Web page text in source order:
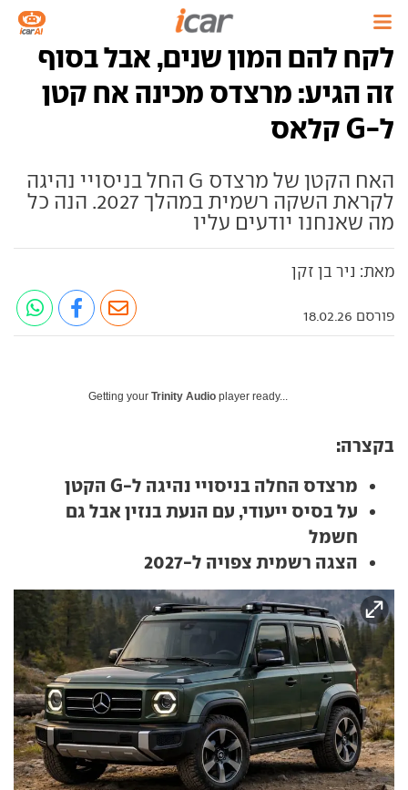
לקח להם המון שנים, אבל בסוף
זה הגיע: מרצדס מכינה אח קטן
ל-G קלאס
האח הקטן של מרצדס G החל בניסויי נהיגה
לקראת השקה רשמית במהלך 2027. הנה כל
מה שאנחנו יודעים עליו
מאת: ניר בן זקן
פורסם 18.02.26
Getting your Trinity Audio player ready...
בקצרה:
מרצדס החלה בניסויי נהיגה ל-G הקטן
על בסיס ייעודי, עם הנעת בנזין אבל גם
חשמל
הצגה רשמית צפויה ל-2027